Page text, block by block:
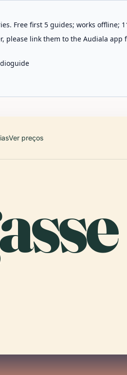
Free first 5 guides; works offline;
please link them to the Audiala
Ver preços